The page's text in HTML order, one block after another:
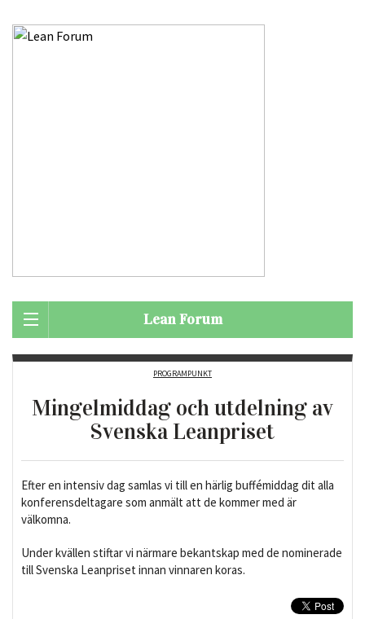
Lean Forum
PROGRAMPUNKT
Mingelmiddag och utdelning av
Svenska Leanpriset
Efter en intensiv dag samlas vi till en härlig buffémiddag dit alla
konferensdeltagare som anmält att de kommer med är
välkomna.
Under kvällen stiftar vi närmare bekantskap med de nominerade
till Svenska Leanpriset innan vinnaren koras.